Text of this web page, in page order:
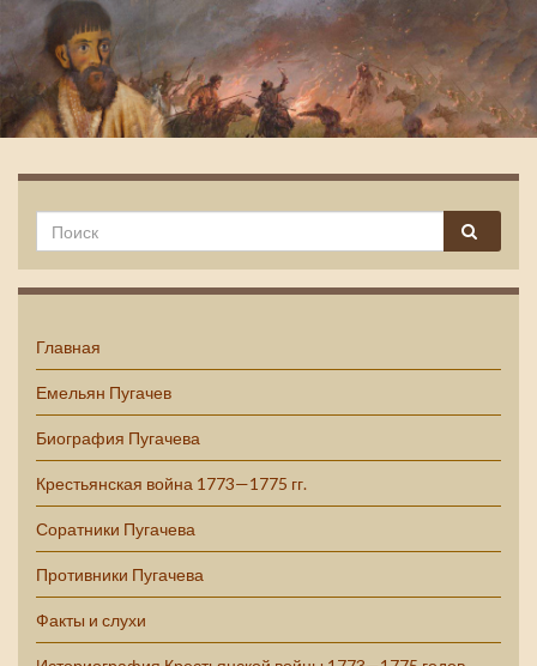
Емельян Пугачев
Главная
Емельян Пугачев
Биография Пугачева
Крестьянская война 1773—1775 гг.
Соратники Пугачева
Противники Пугачева
Факты и слухи